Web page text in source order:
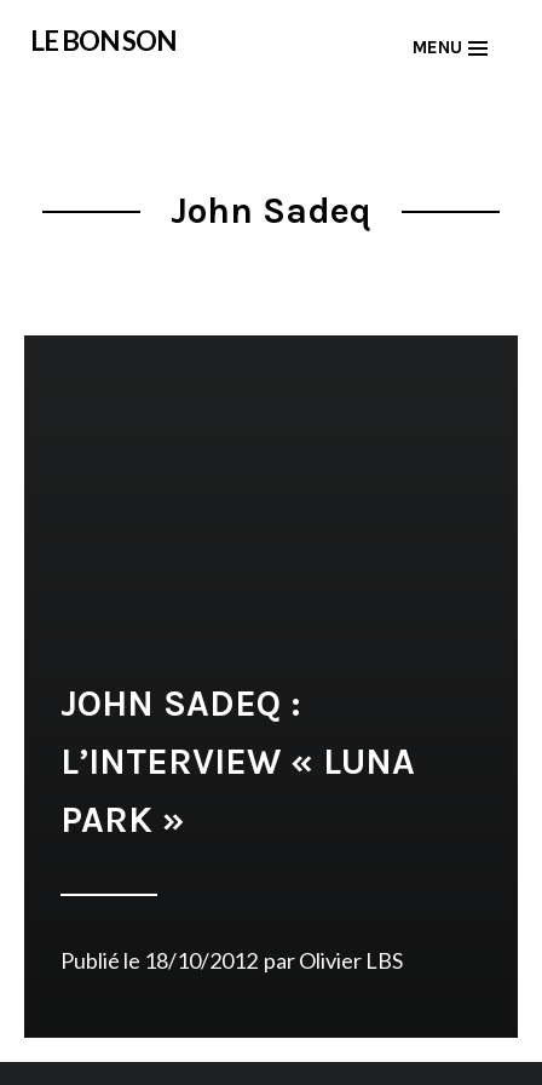
LE BON SON MENU
John Sadeq
JOHN SADEQ :
L’INTERVIEW « LUNA
PARK »
Publié le 18/10/2012 parOlivier LBS